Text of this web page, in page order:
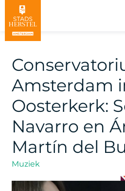
Amsterdam
Oosterkerk:
Navarro en
Martín del
Muziek